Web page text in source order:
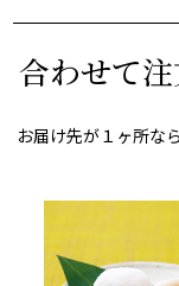
合わせて
お届け先が１ヶ所な